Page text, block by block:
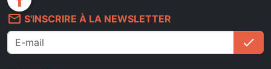
mail_outline S'INSCRIRE À LA NEWSLETTER
check